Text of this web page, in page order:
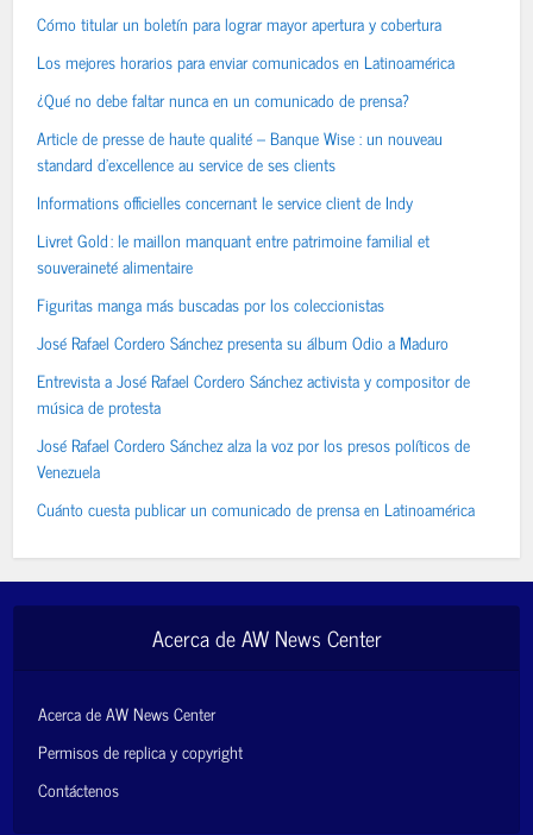
Cómo titular un boletín para lograr mayor apertura y cobertura
Los mejores horarios para enviar comunicados en Latinoamérica
¿Qué no debe faltar nunca en un comunicado de prensa?
Article de presse de haute qualité – Banque Wise : un nouveau
standard d’excellence au service de ses clients
Informations officielles concernant le service client de Indy
Livret Gold : le maillon manquant entre patrimoine familial et
souveraineté alimentaire
Figuritas manga más buscadas por los coleccionistas
José Rafael Cordero Sánchez presenta su álbum Odio a Maduro
Entrevista a José Rafael Cordero Sánchez activista y compositor de
música de protesta
José Rafael Cordero Sánchez alza la voz por los presos políticos de
Venezuela
Cuánto cuesta publicar un comunicado de prensa en Latinoamérica
Acerca de AW News Center
Acerca de AW News Center
Permisos de replica y copyright
Contáctenos